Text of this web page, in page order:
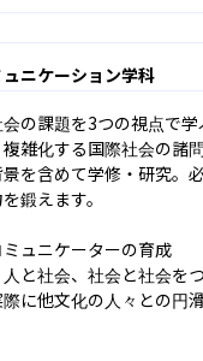
ニケーション学科
の課題を3つの視点で学
雑化する国際社会の諸
を含めて学修・研究。
鍛えます。
ュニケーターの育成
人と社会、社会と社会を
際に他文化の人々との円